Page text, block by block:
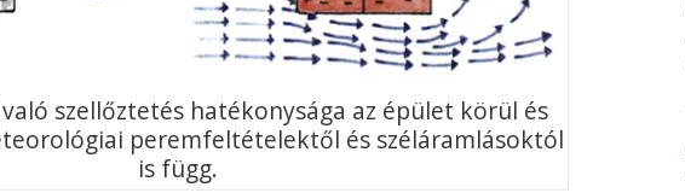
szellőztetés hatékonysága az épület körül és
peremfeltételektől és széláramlásoktól
is függ.